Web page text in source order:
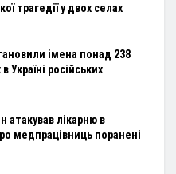
трагедії у двох селах
імена понад 238
Україні російських
атакував лікарню в
медпрацівниць поранені